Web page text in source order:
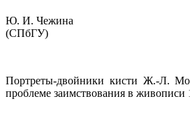
Ю. И. Чежина
(СПбГУ)
Портреты-двойники кисти Ж.-Л.
проблеме заимствования в живописи